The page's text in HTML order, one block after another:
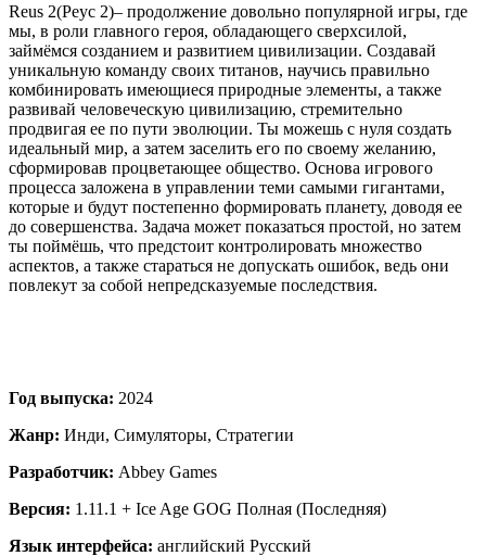
Reus 2(Реус 2)– продолжение довольно популярной игры, где
мы, в роли главного героя, обладающего сверхсилой,
займёмся созданием и развитием цивилизации. Создавай
уникальную команду своих титанов, научись правильно
комбинировать имеющиеся природные элементы, а также
развивай человеческую цивилизацию, стремительно
продвигая ее по пути эволюции. Ты можешь с нуля создать
идеальный мир, а затем заселить его по своему желанию,
сформировав процветающее общество. Основа игрового
процесса заложена в управлении теми самыми гигантами,
которые и будут постепенно формировать планету, доводя ее
до совершенства. Задача может показаться простой, но затем
ты поймёшь, что предстоит контролировать множество
аспектов, а также стараться не допускать ошибок, ведь они
повлекут за собой непредсказуемые последствия.
Год выпуска: 2024
Жанр: Инди, Симуляторы, Стратегии
Разработчик: Abbey Games
Версия: 1.11.1 + Ice Age GOG Полная (Последняя)
Язык интерфейса: английский Русский